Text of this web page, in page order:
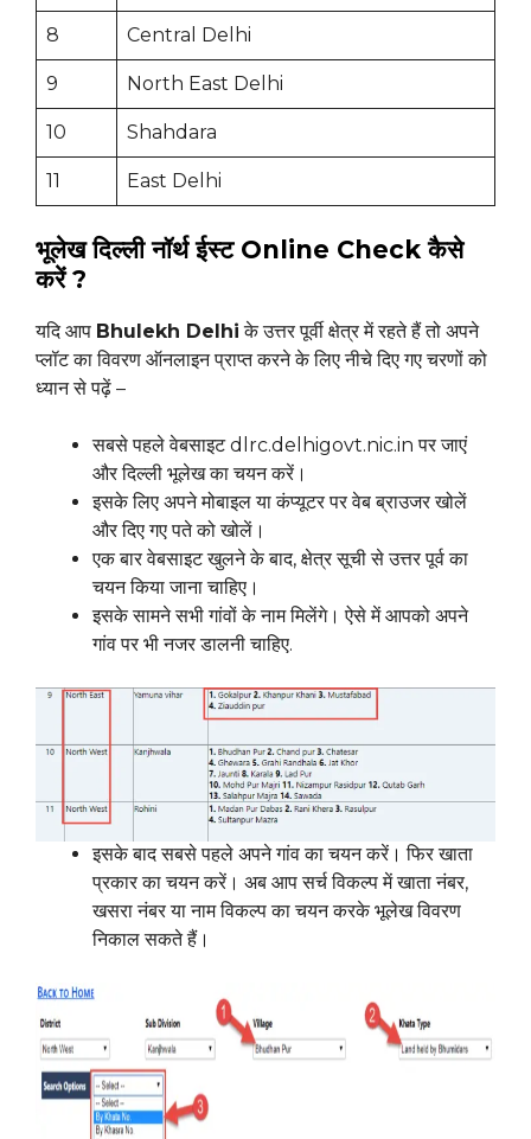
8 Central Delhi
9 North East Delhi
10 Shahdara
11 East Delhi
भूलेख दिल्ली नॉर्थ ईस्ट Online Check कैसे
करें ?
यदि आप Bhulekh Delhi के उत्तर पूर्वी क्षेत्र में रहते हैं तो अपने
प्लॉट का विवरण ऑनलाइन प्राप्त करने के लिए नीचे दिए गए चरणों को
ध्यान से पढ़ें –
सबसे पहले वेबसाइट dlrc.delhigovt.nic.in पर जाएं
और दिल्ली भूलेख का चयन करें।
इसके लिए अपने मोबाइल या कंप्यूटर पर वेब ब्राउजर खोलें
और दिए गए पते को खोलें।
एक बार वेबसाइट खुलने के बाद, क्षेत्र सूची से उत्तर पूर्व का
चयन किया जाना चाहिए।
इसके सामने सभी गांवों के नाम मिलेंगे। ऐसे में आपको अपने
गांव पर भी नजर डालनी चाहिए.
इसके बाद सबसे पहले अपने गांव का चयन करें। फिर खाता
प्रकार का चयन करें। अब आप सर्च विकल्प में खाता नंबर,
खसरा नंबर या नाम विकल्प का चयन करके भूलेख विवरण
निकाल सकते हैं।